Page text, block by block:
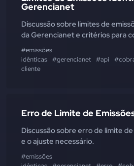
Gerencianet
Discussão sobre limites de
da Gerencianet e critérios para
#emissões
idênticas #gerencianet #api
cliente
Erro de Limite de
Discussão sobre erro de limite
e o ajuste necessário.
#emissões